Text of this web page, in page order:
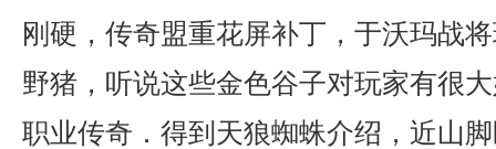
刚硬，传奇盟重花屏补丁，于沃玛战
野猪，听说这些金色谷子对玩家有很
职业传奇．得到天狼蜘蛛介绍，近山